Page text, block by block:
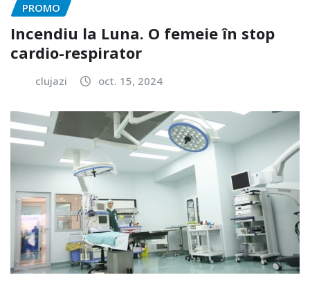
PROMO
Incendiu la Luna. O femeie în stop
cardio-respirator
clujazi oct. 15, 2024